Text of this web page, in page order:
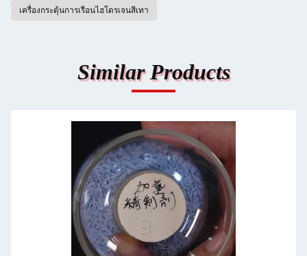
เครื่องกระตุ้นการเรือนไฮโดรเจนสีเทา
Similar Products